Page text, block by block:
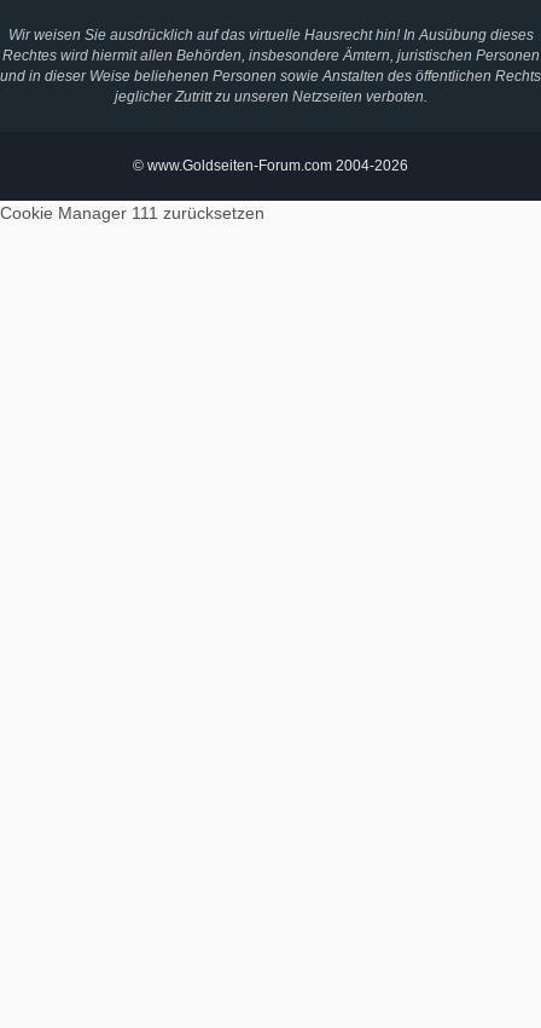
Wir weisen Sie ausdrücklich auf das virtuelle Hausrecht hin! In Ausübung dieses
Rechtes wird hiermit allen Behörden, insbesondere Ämtern, juristischen Personen
und in dieser Weise beliehenen Personen sowie Anstalten des öffentlichen Rechts
jeglicher Zutritt zu unseren Netzseiten verboten.
© www.Goldseiten-Forum.com 2004-2026
Cookie Manager 111 zurücksetzen